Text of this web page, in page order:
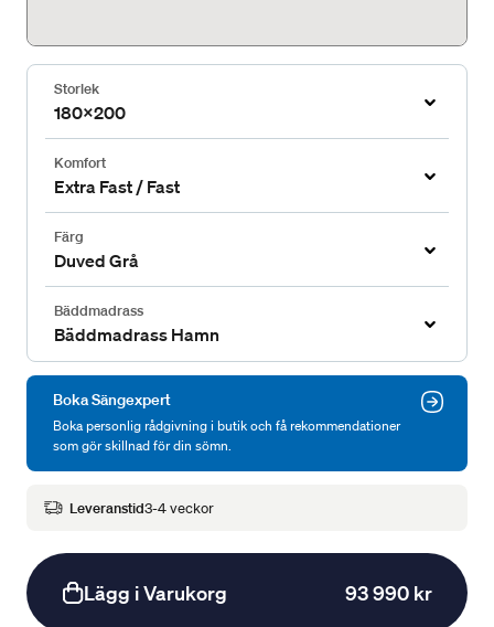
Storlek
180x200
Komfort
Extra Fast / Fast
Färg
Duved Grå
Bäddmadrass
Bäddmadrass Hamn
Boka Sängexpert
Boka personlig rådgivning i butik och få rekommendationer
som gör skillnad för din sömn.
Leveranstid3-4 veckor
Lägg i Varukorg 93 990 kr